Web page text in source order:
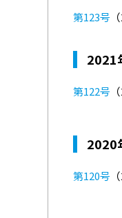
第123号
2021
第122号
2020
第120号